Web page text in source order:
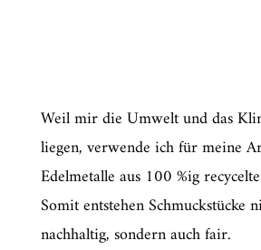
Weil mir die Umwelt und das
liegen, verwende ich für meine
Edelmetalle aus 100 %ig
Somit entstehen Schmuckstücke
nachhaltig, sondern auch fair.